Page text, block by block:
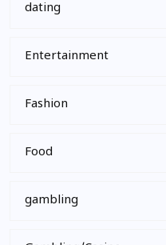
dating
Entertainment
Fashion
Food
gambling